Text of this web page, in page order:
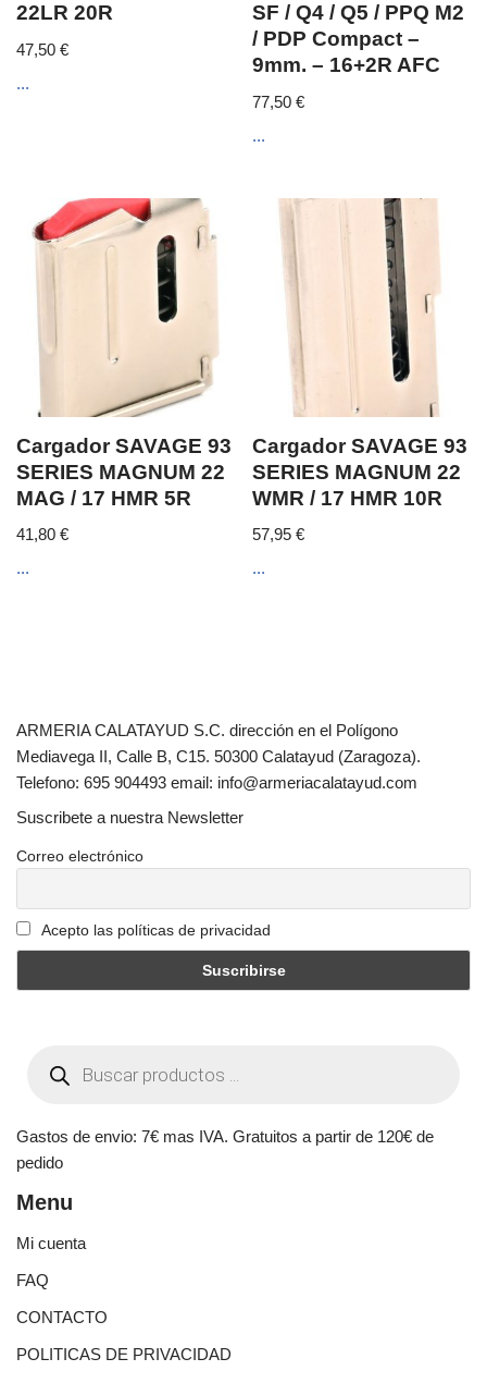
22LR 20R
47,50 €
...
SF / Q4 / Q5 / PPQ M2
/ PDP Compact –
9mm. – 16+2R AFC
77,50€
...
Cargador SAVAGE 93
SERIES MAGNUM 22
MAG / 17 HMR 5R
41,80 €
...
Cargador SAVAGE 93
SERIES MAGNUM 22
WMR / 17 HMR 10R
57,95€
...
ARMERIA CALATAYUD S.C. dirección en el Polígono
Mediavega II, Calle B, C15. 50300 Calatayud (Zaragoza).
Telefono: 695 904493 email: info@armeriacalatayud.com
Suscribete a nuestra Newsletter
Correo electrónico
Acepto las políticas de privacidad
Gastos de envio: 7€ mas IVA. Gratuitos a partir de 120€ de
pedido
Menu
Mi cuenta
FAQ
CONTACTO
POLITICAS DE PRIVACIDAD